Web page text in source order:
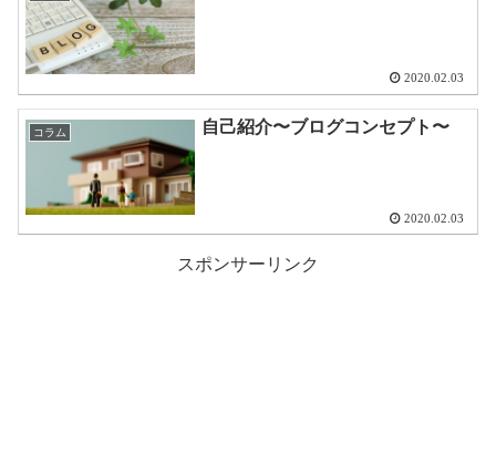
2020.02.03
コラム 自己紹介〜ブログコンセプト〜
2020.02.03
スポンサーリンク